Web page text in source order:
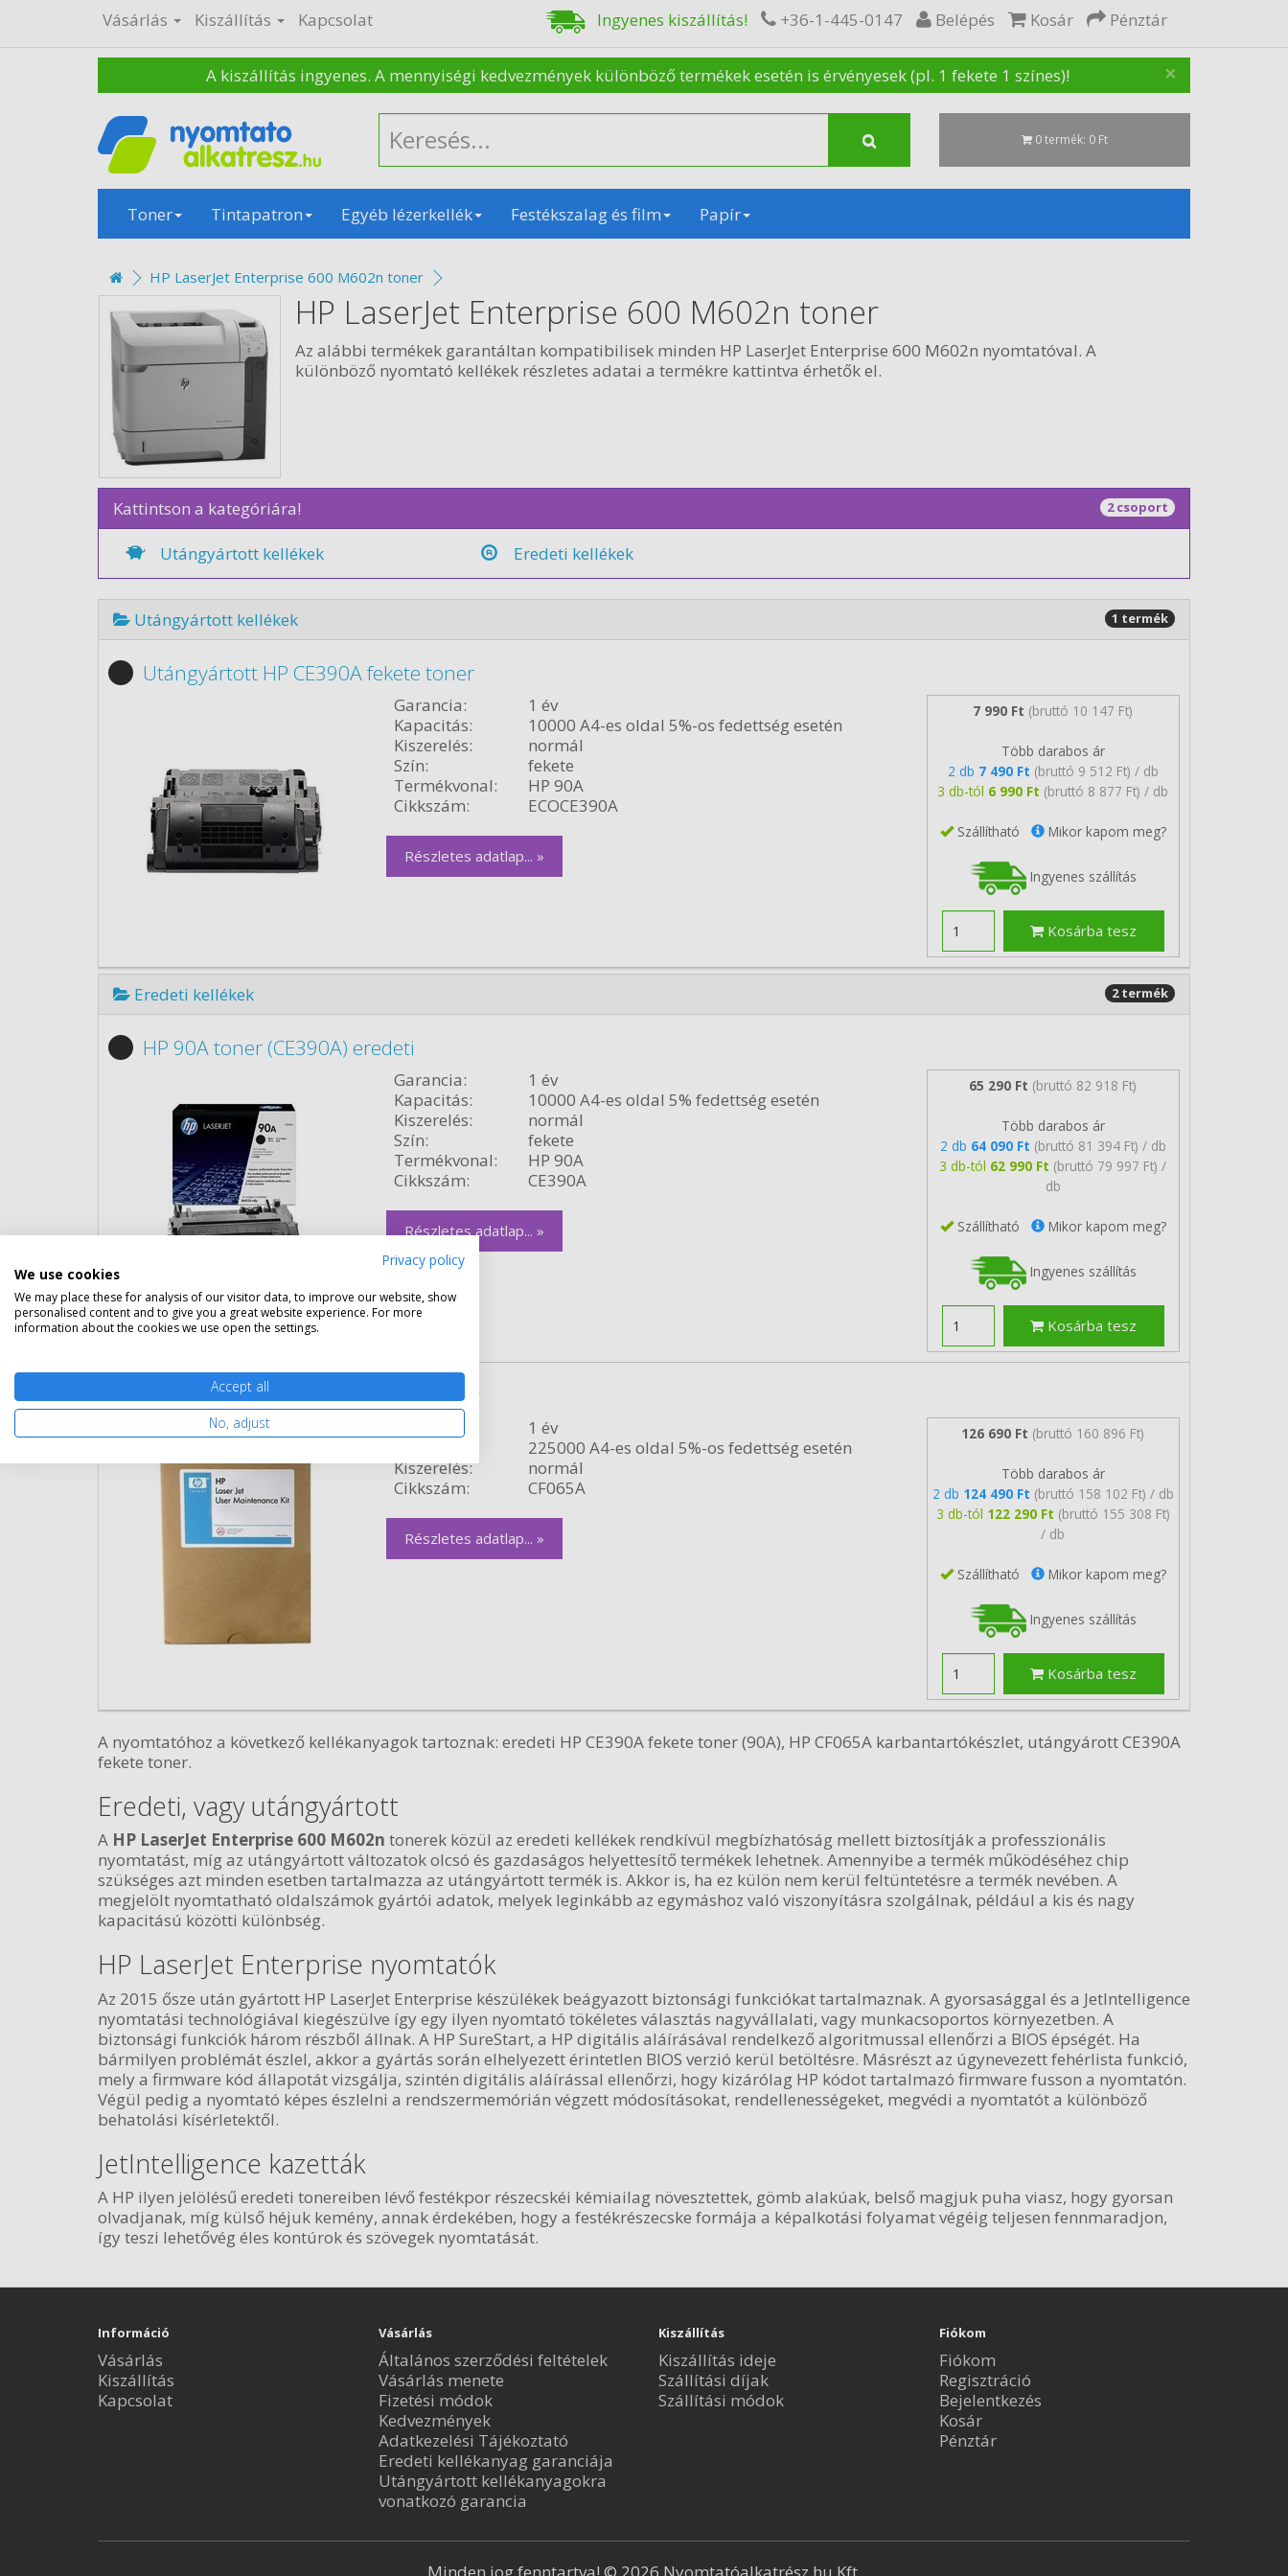
Vásárlás Kiszállítás Kapcsolat Ingyenes kiszállítás! +36-1-445-0147 Belépés Kosár Pénztár
×
A kiszállítás ingyenes. A mennyiségi kedvezmények különböző termékek esetén is érvényesek (pl. 1 fekete 1 színes)!
0 termék: 0 Ft
Toner Tintapatron Egyéb lézerkellék Festékszalag és film Papír
HP LaserJet Enterprise 600 M602n toner
HP LaserJet Enterprise 600 M602n toner
Az alábbi termékek garantáltan kompatibilisek minden HP LaserJet Enterprise 600 M602n nyomtatóval. A
különböző nyomtató kellékek részletes adatai a termékre kattintva érhetők el.
Kattintson a kategóriára! 2 csoport
Utángyártott kellékek Eredeti kellékek
Utángyártott kellékek 1 termék
Utángyártott HP CE390A fekete toner
Garancia:
1 év
Kapacitás:
10000 A4-es oldal 5%-os fedettség esetén
Kiszerelés:
normál
Szín:
fekete
Termékvonal:
HP 90A
Cikkszám:
ECOCE390A
Részletes adatlap... »
7 990 Ft (bruttó 10 147 Ft)
Több darabos ár
2 db 7 490 Ft (bruttó 9 512 Ft) / db
3 db-tól 6 990 Ft (bruttó 8 877 Ft) / db
Szállítható Mikor kapom meg?
Ingyenes szállítás
Kosárba tesz
Eredeti kellékek 2 termék
HP 90A toner (CE390A) eredeti
Garancia:
1 év
Kapacitás:
10000 A4-es oldal 5% fedettség esetén
Kiszerelés:
normál
Szín:
fekete
Termékvonal:
HP 90A
Cikkszám:
CE390A
Részletes adatlap... »
65 290 Ft (bruttó 82 918 Ft)
Több darabos ár
2 db 64 090 Ft (bruttó 81 394 Ft) / db
3 db-tól 62 990 Ft (bruttó 79 997 Ft) /
db
Szállítható Mikor kapom meg?
Ingyenes szállítás
Kosárba tesz
Eredeti HP CF065A karbantartókészlet
1 év
225000 A4-es oldal 5%-os fedettség esetén
Kiszerelés:
normál
Cikkszám:
CF065A
Részletes adatlap... »
126 690 Ft (bruttó 160 896 Ft)
Több darabos ár
2 db 124 490 Ft (bruttó 158 102 Ft) / db
3 db-tól 122 290 Ft (bruttó 155 308 Ft)
/ db
Szállítható Mikor kapom meg?
Ingyenes szállítás
Kosárba tesz
A nyomtatóhoz a következő kellékanyagok tartoznak: eredeti HP CE390A fekete toner (90A), HP CF065A karbantartókészlet, utángyárott CE390A
fekete toner.
Eredeti, vagy utángyártott
A HP LaserJet Enterprise 600 M602n tonerek közül az eredeti kellékek rendkívül megbízhatóság mellett biztosítják a professzionális
nyomtatást, míg az utángyártott változatok olcsó és gazdaságos helyettesítő termékek lehetnek. Amennyibe a termék működéséhez chip
szükséges azt minden esetben tartalmazza az utángyártott termék is. Akkor is, ha ez külön nem kerül feltüntetésre a termék nevében. A
megjelölt nyomtatható oldalszámok gyártói adatok, melyek leginkább az egymáshoz való viszonyításra szolgálnak, például a kis és nagy
kapacitású közötti különbség.
HP LaserJet Enterprise nyomtatók
Az 2015 ősze után gyártott HP LaserJet Enterprise készülékek beágyazott biztonsági funkciókat tartalmaznak. A gyorsasággal és a JetIntelligence
nyomtatási technológiával kiegészülve így egy ilyen nyomtató tökéletes választás nagyvállalati, vagy munkacsoportos környezetben. A
biztonsági funkciók három részből állnak. A HP SureStart, a HP digitális aláírásával rendelkező algoritmussal ellenőrzi a BIOS épségét. Ha
bármilyen problémát észlel, akkor a gyártás során elhelyezett érintetlen BIOS verzió kerül betöltésre. Másrészt az úgynevezett fehérlista funkció,
mely a firmware kód állapotát vizsgálja, szintén digitális aláírással ellenőrzi, hogy kizárólag HP kódot tartalmazó firmware fusson a nyomtatón.
Végül pedig a nyomtató képes észlelni a rendszermemórián végzett módosításokat, rendellenességeket, megvédi a nyomtatót a különböző
behatolási kísérletektől.
JetIntelligence kazetták
A HP ilyen jelölésű eredeti tonereiben lévő festékpor részecskéi kémiailag növesztettek, gömb alakúak, belső magjuk puha viasz, hogy gyorsan
olvadjanak, míg külső héjuk kemény, annak érdekében, hogy a festékrészecske formája a képalkotási folyamat végéig teljesen fennmaradjon,
így teszi lehetővég éles kontúrok és szövegek nyomtatását.
Információ
Vásárlás
Kiszállítás
Kapcsolat
Vásárlás
Általános szerződési feltételek
Vásárlás menete
Fizetési módok
Kedvezmények
Adatkezelési Tájékoztató
Eredeti kellékanyag garanciája
Utángyártott kellékanyagokra
vonatkozó garancia
Kiszállítás
Kiszállítás ideje
Szállítási díjak
Szállítási módok
Fiókom
Fiókom
Regisztráció
Bejelentkezés
Kosár
Pénztár
Privacy policy
We use cookies
We may place these for analysis of our visitor data, to improve our website, show
personalised content and to give you a great website experience. For more
information about the cookies we use open the settings.
Accept all
No, adjust